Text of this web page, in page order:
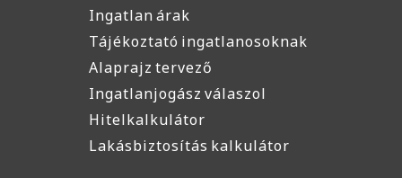
Ingatlan árak
Tájékoztató ingatlanosoknak
Alaprajz tervező
Ingatlanjogász válaszol
Hitelkalkulátor
Lakásbiztosítás kalkulátor